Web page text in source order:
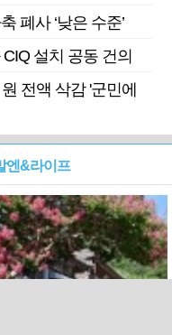
폐사 ‘낮은 수준’
설치 공동 건의
전액 삭감 '군민에
엔&라이프